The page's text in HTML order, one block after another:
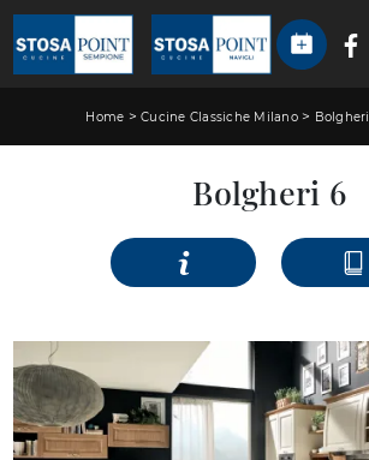
Home > Cucine Classiche Milano> Bolgheri
Bolgheri 6